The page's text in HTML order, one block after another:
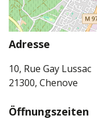
Adresse
10, Rue Gay Lussac
21300, Chenove
Öffnungszeiten